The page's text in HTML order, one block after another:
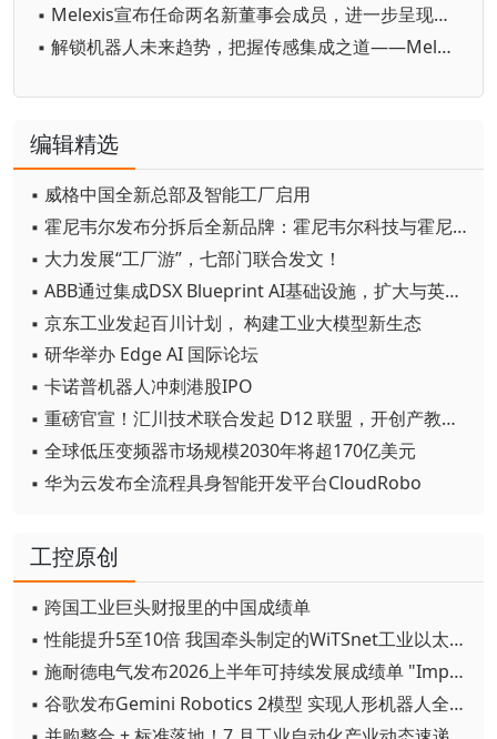
▪ Melexis宣布任命两名新董事会成员，进一步呈现对亚太地区的投资承诺
▪ 解锁机器人未来趋势，把握传感集成之道——Melexis推出电子指南
编辑精选
▪ 威格中国全新总部及智能工厂启用
▪ 霍尼韦尔发布分拆后全新品牌：霍尼韦尔科技与霍尼韦尔航空航天
▪ 大力发展“工厂游”，七部门联合发文！
▪ ABB通过集成DSX Blueprint AI基础设施，扩大与英伟达的合作
▪ 京东工业发起百川计划， 构建工业大模型新生态
▪ 研华举办 Edge AI 国际论坛
▪ 卡诺普机器人冲刺港股IPO
▪ 重磅官宣！汇川技术联合发起 D12 联盟，开创产教融合新范式
▪ 全球低压变频器市场规模2030年将超170亿美元
▪ 华为云发布全流程具身智能开发平台CloudRobo
工控原创
▪ 跨国工业巨头财报里的中国成绩单
▪ 性能提升5至10倍 我国牵头制定的WiTSnet工业以太网国际标准正式发布
▪ 施耐德电气发布2026上半年可持续发展成绩单 "Impact 2030"路线图开局稳健
▪ 谷歌发布Gemini Robotics 2模型 实现人形机器人全身智能控制突破